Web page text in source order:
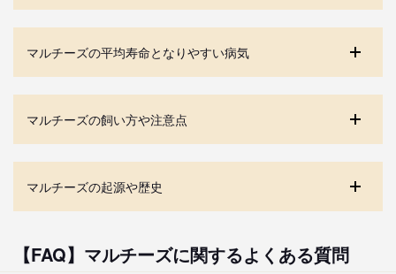
マルチーズの平均寿命となりやすい病気
マルチーズの飼い方や注意点
マルチーズの起源や歴史
【FAQ】マルチーズに関するよくある質問